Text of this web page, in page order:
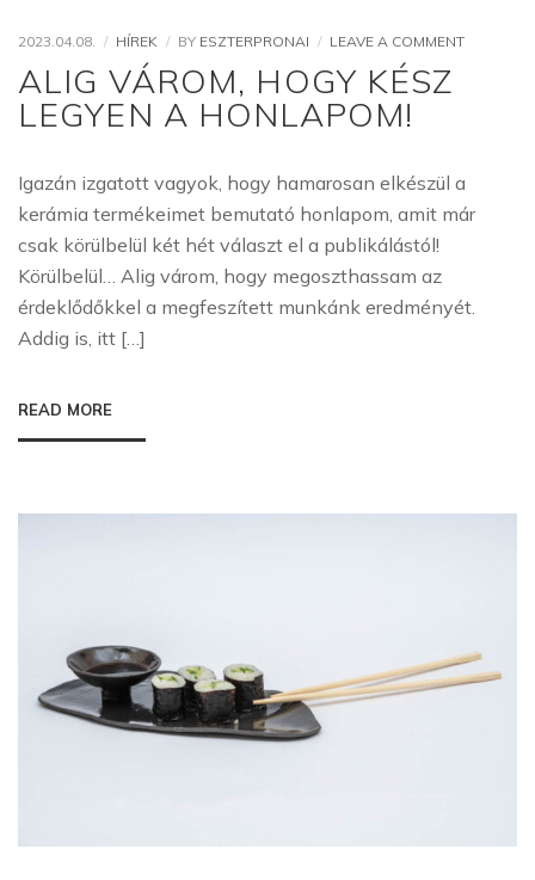
2023.04.08. HÍREK BY ESZTERPRONAI LEAVE A COMMENTON
ALIG VÁROM, HOGY KÉSZ
LEGYEN A HONLAPOM!
Igazán izgatott vagyok, hogy hamarosan elkészül a
kerámia termékeimet bemutató honlapom, amit már
csak körülbelül két hét választ el a publikálástól!
Körülbelül… Alig várom, hogy megoszthassam az
érdeklődőkkel a megfeszített munkánk eredményét.
Addig is, itt […]
READ MORE